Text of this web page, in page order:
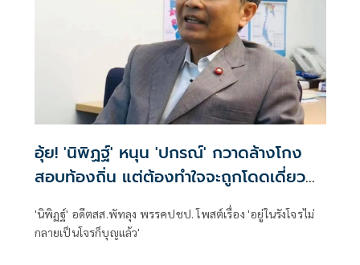
อุ้ย! 'นิพิฏฐ์' หนุน 'ปกรณ์' กวาดล้างโกง
สอบท้องถิ่น แต่ต้องทำใจจะถูกโดดเดี่ยว
'นิพิฏฐ์' อดีตสส.พัทลุง พรรคปชป. โพสต์เรื่อง 'อยู่ในรังโจรไม่
กลายเป็นโจรก็บุญแล้ว'